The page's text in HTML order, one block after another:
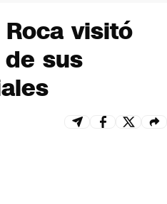
visitó
sus